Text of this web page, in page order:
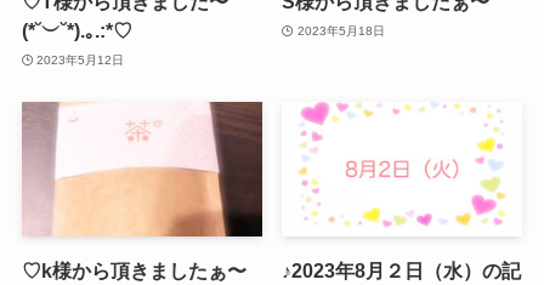
(*˘︶˘*).｡.:*♡
2023年5月12日
2023年5月18日
♡k様から頂きましたぁ〜
♪2023年8月２日（水）の記